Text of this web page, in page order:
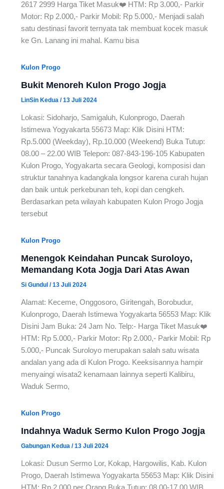
2617 2999 Harga Tiket Masuk❤️ HTM: Rp 3.000,- Parkir
Motor: Rp 2.000,- Parkir Mobil: Rp 5.000,- Menjadi salah
satu destinasi favorit ternyata tak membuat kocek masuk
ke Gn. Lanang ini mahal. Kamu bisa
Kulon Progo
Bukit Menoreh Kulon Progo Jogja
LinSin Kedua /13 Juli 2024
Lokasi: Sidoharjo, Samigaluh, Kulonprogo, Daerah
Istimewa Yogyakarta 55673 Map: Klik Disini HTM:
Rp.5.000 (Weekday), Rp.10.000 (Weekend) Buka Tutup:
08.00 – 22.00 WIB Telepon: 087-843-196-105 Kabupaten
Kulon Progo, Yogyakarta secara Geologi, komposisi dan
struktur tanahnya kadangkala longsor karena curah hujan
dan baik untuk perkebunan teh, kopi dan cengkeh.
Berdasarkan peta wilayah kabupaten Kulon Progo Jogja
tersebut
Kulon Progo
Menengok Keindahan Puncak Suroloyo,
Memandang Kota Jogja Dari Atas Awan
Si Gundul /13 Juli 2024
Alamat: Keceme, Onggosoro, Giritengah, Borobudur,
Kulonprogo, Daerah Istimewa Yogyakarta 56553 Map: Klik
Disini Jam Buka: 24 Jam No. Telp:- Harga Tiket Masuk❤️
HTM: Rp 5.000,- Parkir Motor: Rp 2.000,- Parkir Mobil: Rp
5.000,- Puncak Suroloyo merupakan salah satu wisata
andalan yang ada di Kulon Progo. Keeksisannya hampir
menyaingi wisata2 kenamaan lainnya seperti Kalibiru,
Waduk Sermo,
Kulon Progo
Indahnya Waduk Sermo Kulon Progo Jogja
Gabungan Kedua /13 Juli 2024
Lokasi: Dusun Sermo Lor, Kokap, Hargowilis, Kab. Kulon
Progo, Daerah Istimewa Yogyakarta 55653 Map: Klik Disini